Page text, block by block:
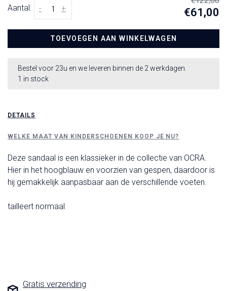
Aantal: +
- €61,00
TOEVOEGEN AAN WINKELWAGEN
Bestel voor 23u en we leveren binnen de 2 werkdagen.
1 in stock
DETAILS
WELKE MAAT VAN KINDERSCHOENEN KOOP JE NU?
Deze sandaal is een klassieker in de collectie van OCRA.
Hier in het hoogblauw en voorzien van gespen, daardoor is
hij gemakkelijk aanpasbaar aan de verschillende voeten.
tailleert normaal
Gratis verzending